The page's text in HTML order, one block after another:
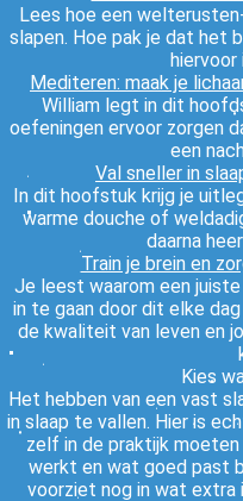
Lees hoe een
slapen. Hoe pak je dat het
hiervoor
Mediteren: maak je
William legt in dit
oefeningen ervoor zorgen
een
Val sneller in
In dit hoofstuk krijg je
warme douche of
daarna
Train je brein en
Je leest waarom een
in te gaan door dit elke
de kwaliteit van leven en
Kies
Het hebben van een vast
in slaap te vallen. Hier is
zelf in de praktijk
werkt en wat goed past
voorziet nog in wat extra